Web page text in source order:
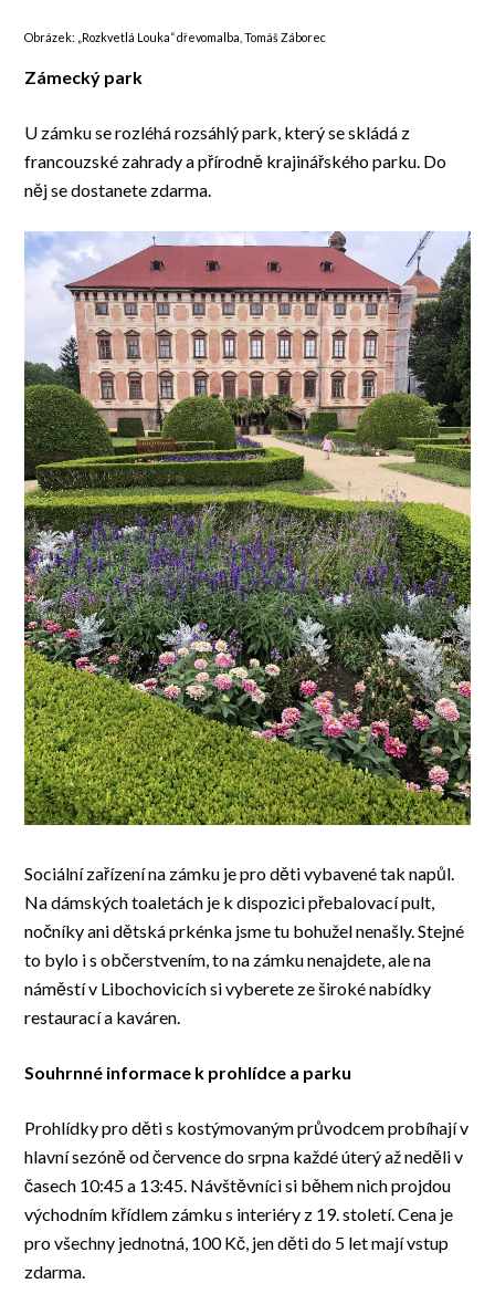
Obrázek: „Rozkvetlá Louka“ dřevomalba, Tomáš Záborec
Zámecký park
U zámku se rozléhá rozsáhlý park, který se skládá z
francouzské zahrady a přírodně krajinářského parku. Do
něj se dostanete zdarma.
Sociální zařízení na zámku je pro děti vybavené tak napůl.
Na dámských toaletách je k dispozici přebalovací pult,
nočníky ani dětská prkénka jsme tu bohužel nenašly. Stejné
to bylo i s občerstvením, to na zámku nenajdete, ale na
náměstí v Libochovicích si vyberete ze široké nabídky
restaurací a kaváren.
Souhrnné informace k prohlídce a parku
Prohlídky pro děti s kostýmovaným průvodcem probíhají v
hlavní sezóně od července do srpna každé úterý až neděli v
časech 10:45 a 13:45. Návštěvníci si během nich projdou
východním křídlem zámku s interiéry z 19. století. Cena je
pro všechny jednotná, 100 Kč, jen děti do 5 let mají vstup
zdarma.